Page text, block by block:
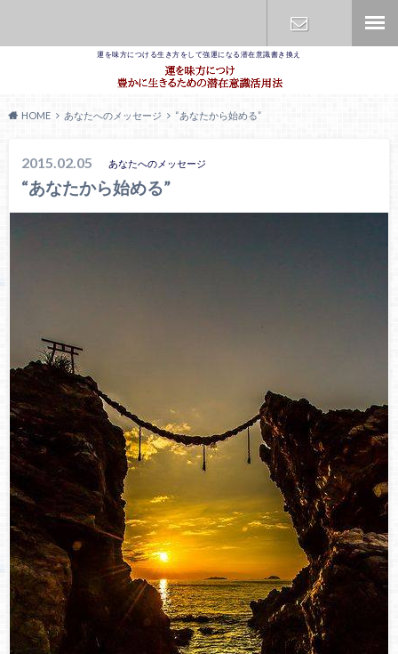
運を味方につける生き方をして強運になる潜在意識書き換え
HOME あなたへのメッセージ “あなたから始める”
2015.02.05 あなたへのメッセージ
“あなたから始める”